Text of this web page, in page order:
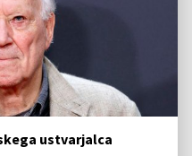
ustvarjalca